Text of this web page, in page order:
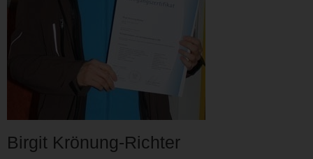
Birgit Krönung-Richter